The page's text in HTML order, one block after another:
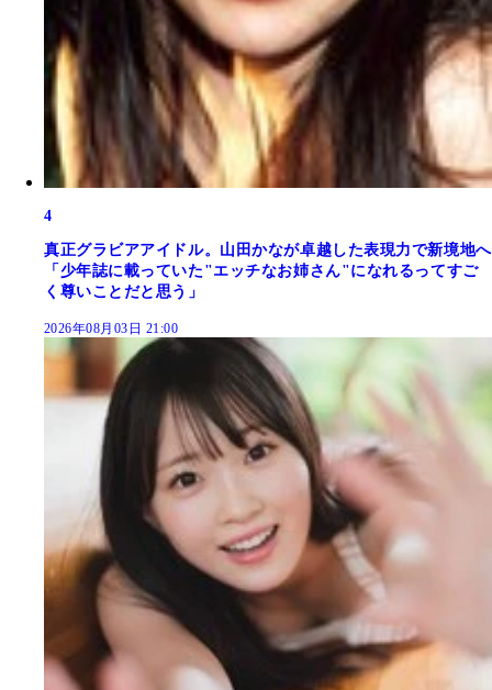
4
真正グラビアアイドル。山田かなが卓越した表現力で新境地へ
「少年誌に載っていた"エッチなお姉さん"になれるってすご
く尊いことだと思う」
2026年08月03日 21:00